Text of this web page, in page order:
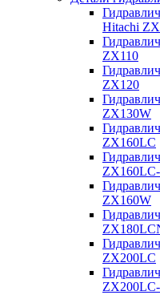
Hitachi
ZX110
ZX120
ZX130W
ZX160LC
ZX160W
ZX200LC